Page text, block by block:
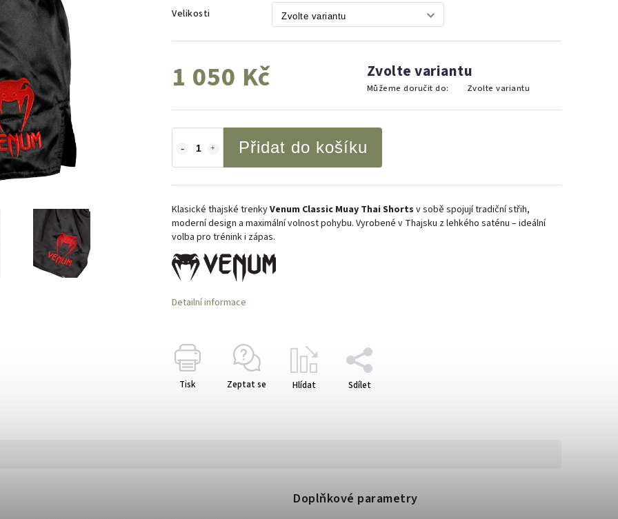
Velikosti
1 050 Kč Zvolte variantu
Můžeme doručit do: Zvolte variantu
Přidat do košíku
Klasické thajské trenkyVenum Classic Muay Thai Shorts v sobě spojují tradiční střih,
moderní design a maximální volnost pohybu. Vyrobené v Thajsku z lehkého saténu – ideální
volba pro trénink i zápas.
Detailní informace
Tisk Zeptat se Hlídat Sdílet
Doplňkové parametry